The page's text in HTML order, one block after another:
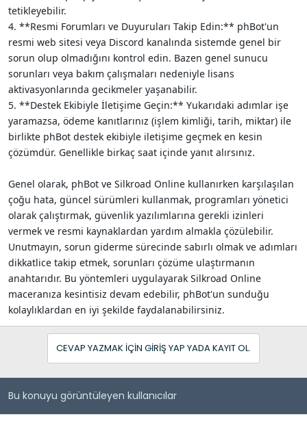
tetikleyebilir.
4. **Resmi Forumları ve Duyuruları Takip Edin:** phBot'un
resmi web sitesi veya Discord kanalında sistemde genel bir
sorun olup olmadığını kontrol edin. Bazen genel sunucu
sorunları veya bakım çalışmaları nedeniyle lisans
aktivasyonlarında gecikmeler yaşanabilir.
5. **Destek Ekibiyle İletişime Geçin:** Yukarıdaki adımlar işe
yaramazsa, ödeme kanıtlarınız (işlem kimliği, tarih, miktar) ile
birlikte phBot destek ekibiyle iletişime geçmek en kesin
çözümdür. Genellikle birkaç saat içinde yanıt alırsınız.
Genel olarak, phBot ve Silkroad Online kullanırken karşılaşılan
çoğu hata, güncel sürümleri kullanmak, programları yönetici
olarak çalıştırmak, güvenlik yazılımlarına gerekli izinleri
vermek ve resmi kaynaklardan yardım almakla çözülebilir.
Unutmayın, sorun giderme sürecinde sabırlı olmak ve adımları
dikkatlice takip etmek, sorunları çözüme ulaştırmanın
anahtarıdır. Bu yöntemleri uygulayarak Silkroad Online
maceranıza kesintisiz devam edebilir, phBot'un sunduğu
kolaylıklardan en iyi şekilde faydalanabilirsiniz.
CEVAP YAZMAK IÇIN GIRIŞ YAP YADA KAYIT OL.
Bu konuyu görüntüleyen kullanıcılar